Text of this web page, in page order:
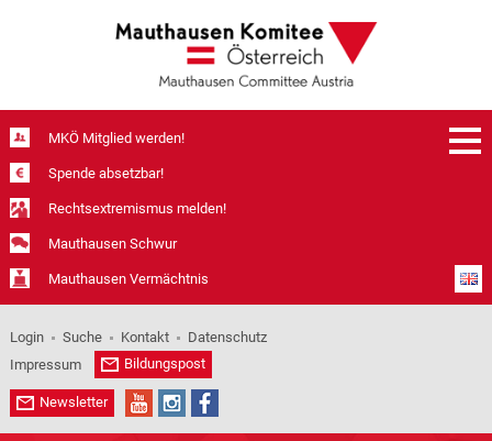
MKÖ Mitglied werden!
Spende absetzbar!
Rechtsextremismus melden!
Mauthausen Schwur
Mauthausen Vermächtnis
Login Suche Kontakt
Datenschutz
Impressum
Bildungspost
Newsletter